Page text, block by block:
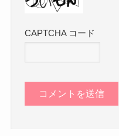
CAPTCHA コード